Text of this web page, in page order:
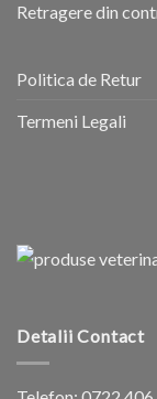
Retragere din
Politica de Retur
Termeni Legali
Detalii Contact